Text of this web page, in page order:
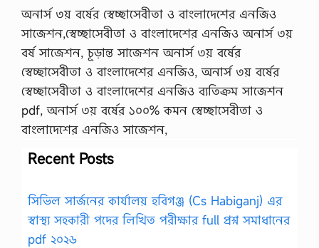
অনার্স ৩য় বর্ষের স্বেচ্ছাসেবীতা ও বাংলাদেশের এনজিও
সাজেশন,স্বেচ্ছাসেবীতা ও বাংলাদেশের এনজিও অনার্স ৩য়
বর্ষ সাজেশন, চূড়ান্ত সাজেশন অনার্স ৩য় বর্ষের
স্বেচ্ছাসেবীতা ও বাংলাদেশের এনজিও, অনার্স ৩য় বর্ষের
স্বেচ্ছাসেবীতা ও বাংলাদেশের এনজিও ব্যতিক্রম সাজেশন
pdf, অনার্স ৩য় বর্ষের ১০০% কমন স্বেচ্ছাসেবীতা ও
বাংলাদেশের এনজিও সাজেশন,
Recent Posts
সিভিল সার্জনের কার্যালয় হবিগঞ্জ (Cs Habiganj) এর
স্বাস্থ্য সহকারী পদের লিখিত পরীক্ষার full প্রশ্ন সমাধানের
pdf ২০২৬